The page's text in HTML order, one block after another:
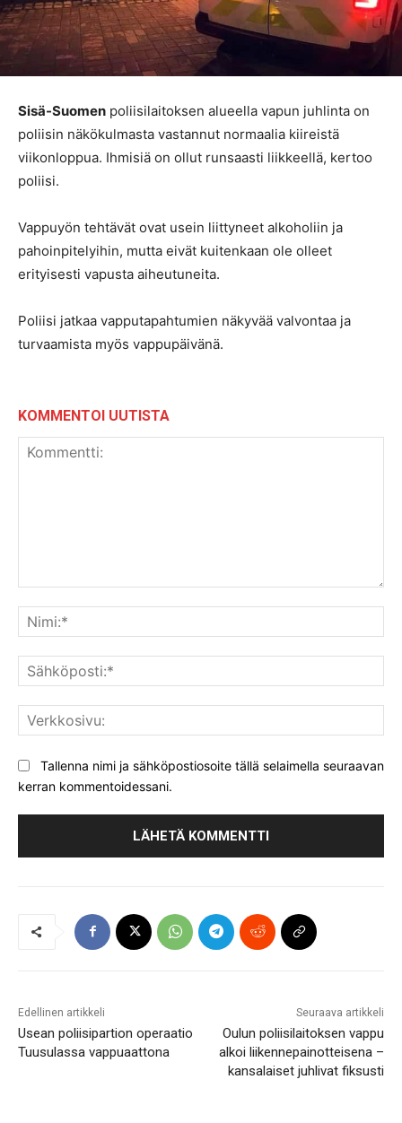
Sisä-Suomen poliisilaitoksen alueella vapun juhlinta on
poliisin näkökulmasta vastannut normaalia kiireistä
viikonloppua. Ihmisiä on ollut runsaasti liikkeellä, kertoo
poliisi.
Vappuyön tehtävät ovat usein liittyneet alkoholiin ja
pahoinpitelyihin, mutta eivät kuitenkaan ole olleet
erityisesti vapusta aiheutuneita.
Poliisi jatkaa vapputapahtumien näkyvää valvontaa ja
turvaamista myös vappupäivänä.
KOMMENTOI UUTISTA
Tallenna nimi ja sähköpostiosoite tällä selaimella seuraavan
kerran kommentoidessani.
Edellinen artikkeli
Usean poliisipartion operaatio
Tuusulassa vappuaattona
Seuraava artikkeli
Oulun poliisilaitoksen vappu
alkoi liikennepainotteisena –
kansalaiset juhlivat fiksusti